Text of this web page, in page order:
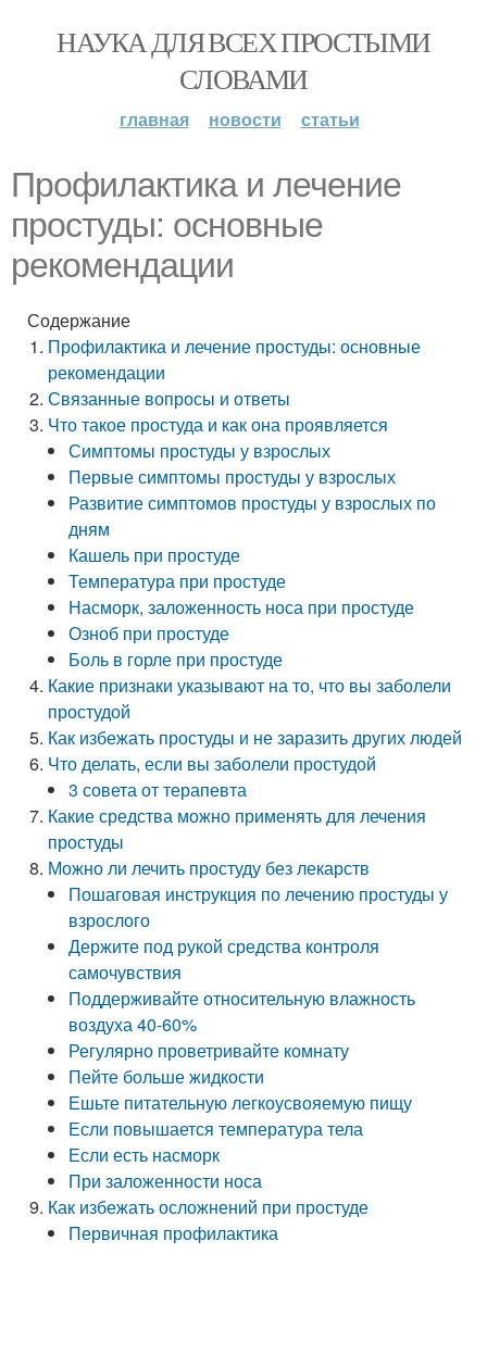
НАУКА ДЛЯ ВСЕХ ПРОСТЫМИ
СЛОВАМИ
главная новости статьи
Профилактика и лечение
простуды: основные
рекомендации
Содержание
Профилактика и лечение простуды: основные
рекомендации
Связанные вопросы и ответы
Что такое простуда и как она проявляется
Симптомы простуды у взрослых
Первые симптомы простуды у взрослых
Развитие симптомов простуды у взрослых по
дням
Кашель при простуде
Температура при простуде
Насморк, заложенность носа при простуде
Озноб при простуде
Боль в горле при простуде
Какие признаки указывают на то, что вы заболели
простудой
Как избежать простуды и не заразить других людей
Что делать, если вы заболели простудой
3 совета от терапевта
Какие средства можно применять для лечения
простуды
Можно ли лечить простуду без лекарств
Пошаговая инструкция по лечению простуды у
взрослого
Держите под рукой средства контроля
самочувствия
Поддерживайте относительную влажность
воздуха 40-60%
Регулярно проветривайте комнату
Пейте больше жидкости
Ешьте питательную легкоусвояемую пищу
Если повышается температура тела
Если есть насморк
При заложенности носа
Как избежать осложнений при простуде
Первичная профилактика